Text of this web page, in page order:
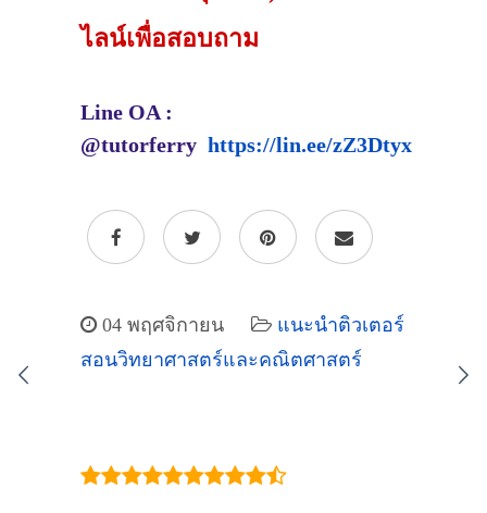
ไลน์เพื่อสอบถาม
Line OA :
@tutorferry https://lin.ee/zZ3Dtyx
04 พฤศจิกายน
แนะนำติวเตอร์
สอนวิทยาศาสตร์และคณิตศาสตร์